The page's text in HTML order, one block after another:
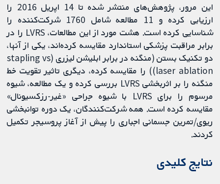
این مرور، پژوهش‌های منتشر شده تا 14 اپریل 2016 را
ارزیابی کرده و 11 مطالعه شامل 1760 شرکت‌کننده را
شناسایی کرده است. هشت مورد از این مطالعات، LVRS را در
برابر مراقبت پزشکی استاندارد مقایسه کرده‌اند، یکی از آنها،
دو تکنیک بستن (منگنه در برابر ابلیشن لیزری (stapling vs
laser ablation)) را مقایسه کرده، دیگری تاثیر تقویت خط
منگنه را بر اثربخشی LVRS بررسی کرده و یک مطالعه، شیوه
مرسوم را برای LVRS با شیوه جراحی «غیر-رزکسیونال»
مقایسه کرده است. همه شرکت‌کنندگان، یک دوره توانبخشی
ریوی/تمرین جسمانی اجباری را پیش از آغاز پروسیجر تکمیل
کردند.
نتایج کلیدی